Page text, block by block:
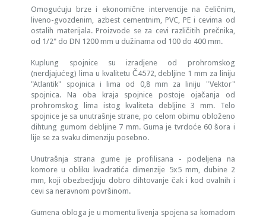
Omogućuju brze i ekonomične intervencije na čeličnim,
liveno-gvozdenim, azbest cementnim, PVC, PE i cevima od
ostalih materijala. Proizvode se za cevi različitih prečnika,
od 1/2" do DN 1200 mm u dužinama od 100 do 400 mm.
Kuplung spojnice su izradjene od prohromskog
(nerdjajućeg) lima u kvalitetu Č4572, debljine 1 mm za liniju
"Atlantik" spojnica i lima od 0,8 mm za liniju "Vektor"
spojnica. Na oba kraja spojnice postoje ojačanja od
prohromskog lima istog kvaliteta debljine 3 mm. Telo
spojnice je sa unutrašnje strane, po celom obimu obloženo
dihtung gumom debljine 7 mm. Guma je tvrdoće 60 šora i
lije se za svaku dimenziju posebno.
Unutrašnja strana gume je profilisana - podeljena na
komore u obliku kvadratića dimenzije 5x5 mm, dubine 2
mm, koji obezbedjuju dobro dihtovanje čak i kod ovalnih i
cevi sa neravnom površinom.
Gumena obloga je u momentu livenja spojena sa komadom